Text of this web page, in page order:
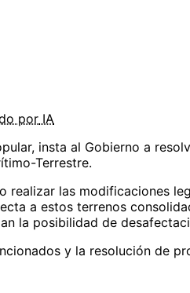
por IA
insta al Gobierno a
Terrestre.
las modificaciones
a estos terrenos
la posibilidad de
y la resolución de